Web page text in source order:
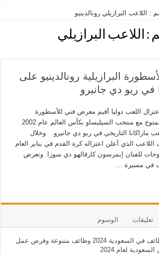
اللاعب البرازيلي رونالدينيو
: اللاعب البرازيلي
البرازيلية رونالدينيو على
في ريو دي جانيرو
اللعب دوليا أقيم معرض فني للأسطورة
البرازيلية رونالدينيو المتوج مع منتخب السيليساو بكأس العالم عام 2002
ماراكانا التاريخي في ريو دي جانيرو. وخلال
الذي أعلن اعتزاله كرة القدم في يناير العام
للفنان إيمرسون كارفالهو دي سوزا. وتعرض
في مسيرة …
تعليقات الوسوم
وظائف في السعودية 2024 وظائف متنوعة وفرص عمل
لعام 2024